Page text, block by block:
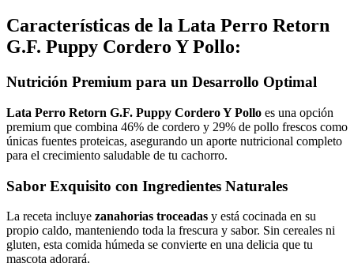
Características de la Lata Perro Retorn
G.F. Puppy Cordero Y Pollo:
Nutrición Premium para un Desarrollo Optimal
Lata Perro Retorn G.F. Puppy Cordero Y Pollo es una opción
premium que combina 46% de cordero y 29% de pollo frescos como
únicas fuentes proteicas, asegurando un aporte nutricional completo
para el crecimiento saludable de tu cachorro.
Sabor Exquisito con Ingredientes Naturales
La receta incluye zanahorias troceadas y está cocinada en su
propio caldo, manteniendo toda la frescura y sabor. Sin cereales ni
gluten, esta comida húmeda se convierte en una delicia que tu
mascota adorará.